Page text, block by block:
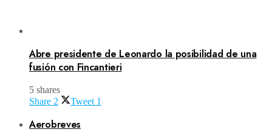
Abre presidente de Leonardo la posibilidad de una
fusión con Fincantieri
5 shares
Share 2 Tweet 1
Aerobreves